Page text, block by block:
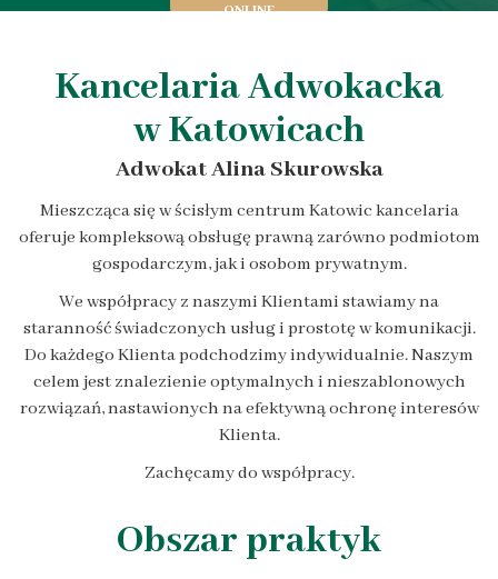
ONLINE
Kancelaria Adwokacka
w Katowicach
Adwokat Alina Skurowska
Mieszcząca się w ścisłym centrum Katowic kancelaria
oferuje kompleksową obsługę prawną zarówno podmiotom
gospodarczym, jak i osobom prywatnym.
We współpracy z naszymi Klientami stawiamy na
staranność świadczonych usług i prostotę w komunikacji.
Do każdego Klienta podchodzimy indywidualnie. Naszym
celem jest znalezienie optymalnych i nieszablonowych
rozwiązań, nastawionych na efektywną ochronę interesów
Klienta.
Zachęcamy do współpracy.
Obszar praktyk